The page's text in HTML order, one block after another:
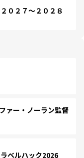
２７～２０２８
ァー・ノーラン監督
ベルハック2026